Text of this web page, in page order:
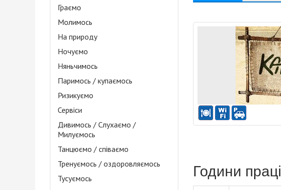
Граємо
Молимось
На природу
Ночуємо
Няньчимось
Паримось / купаємось
Ризикуємо
Сервіси
Дивимось / Слухаємо /
Милуємось
Танцюємо / співаємо
Тренуємось / оздоровляємось
Тусуємось
Години праці